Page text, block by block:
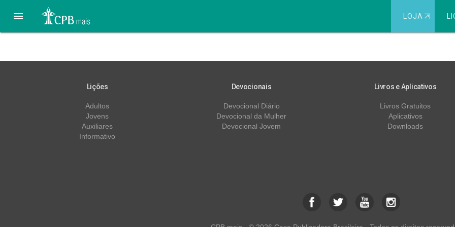
 LOJA ⇱
Lições
Adultos
Jovens
Auxiliares
Informativo
Devocionais
Devocional Diário
Devocional da Mulher
Devocional Jovem
Livros e Aplicativos
Livros Gratuitos
Aplicativos
Downloads